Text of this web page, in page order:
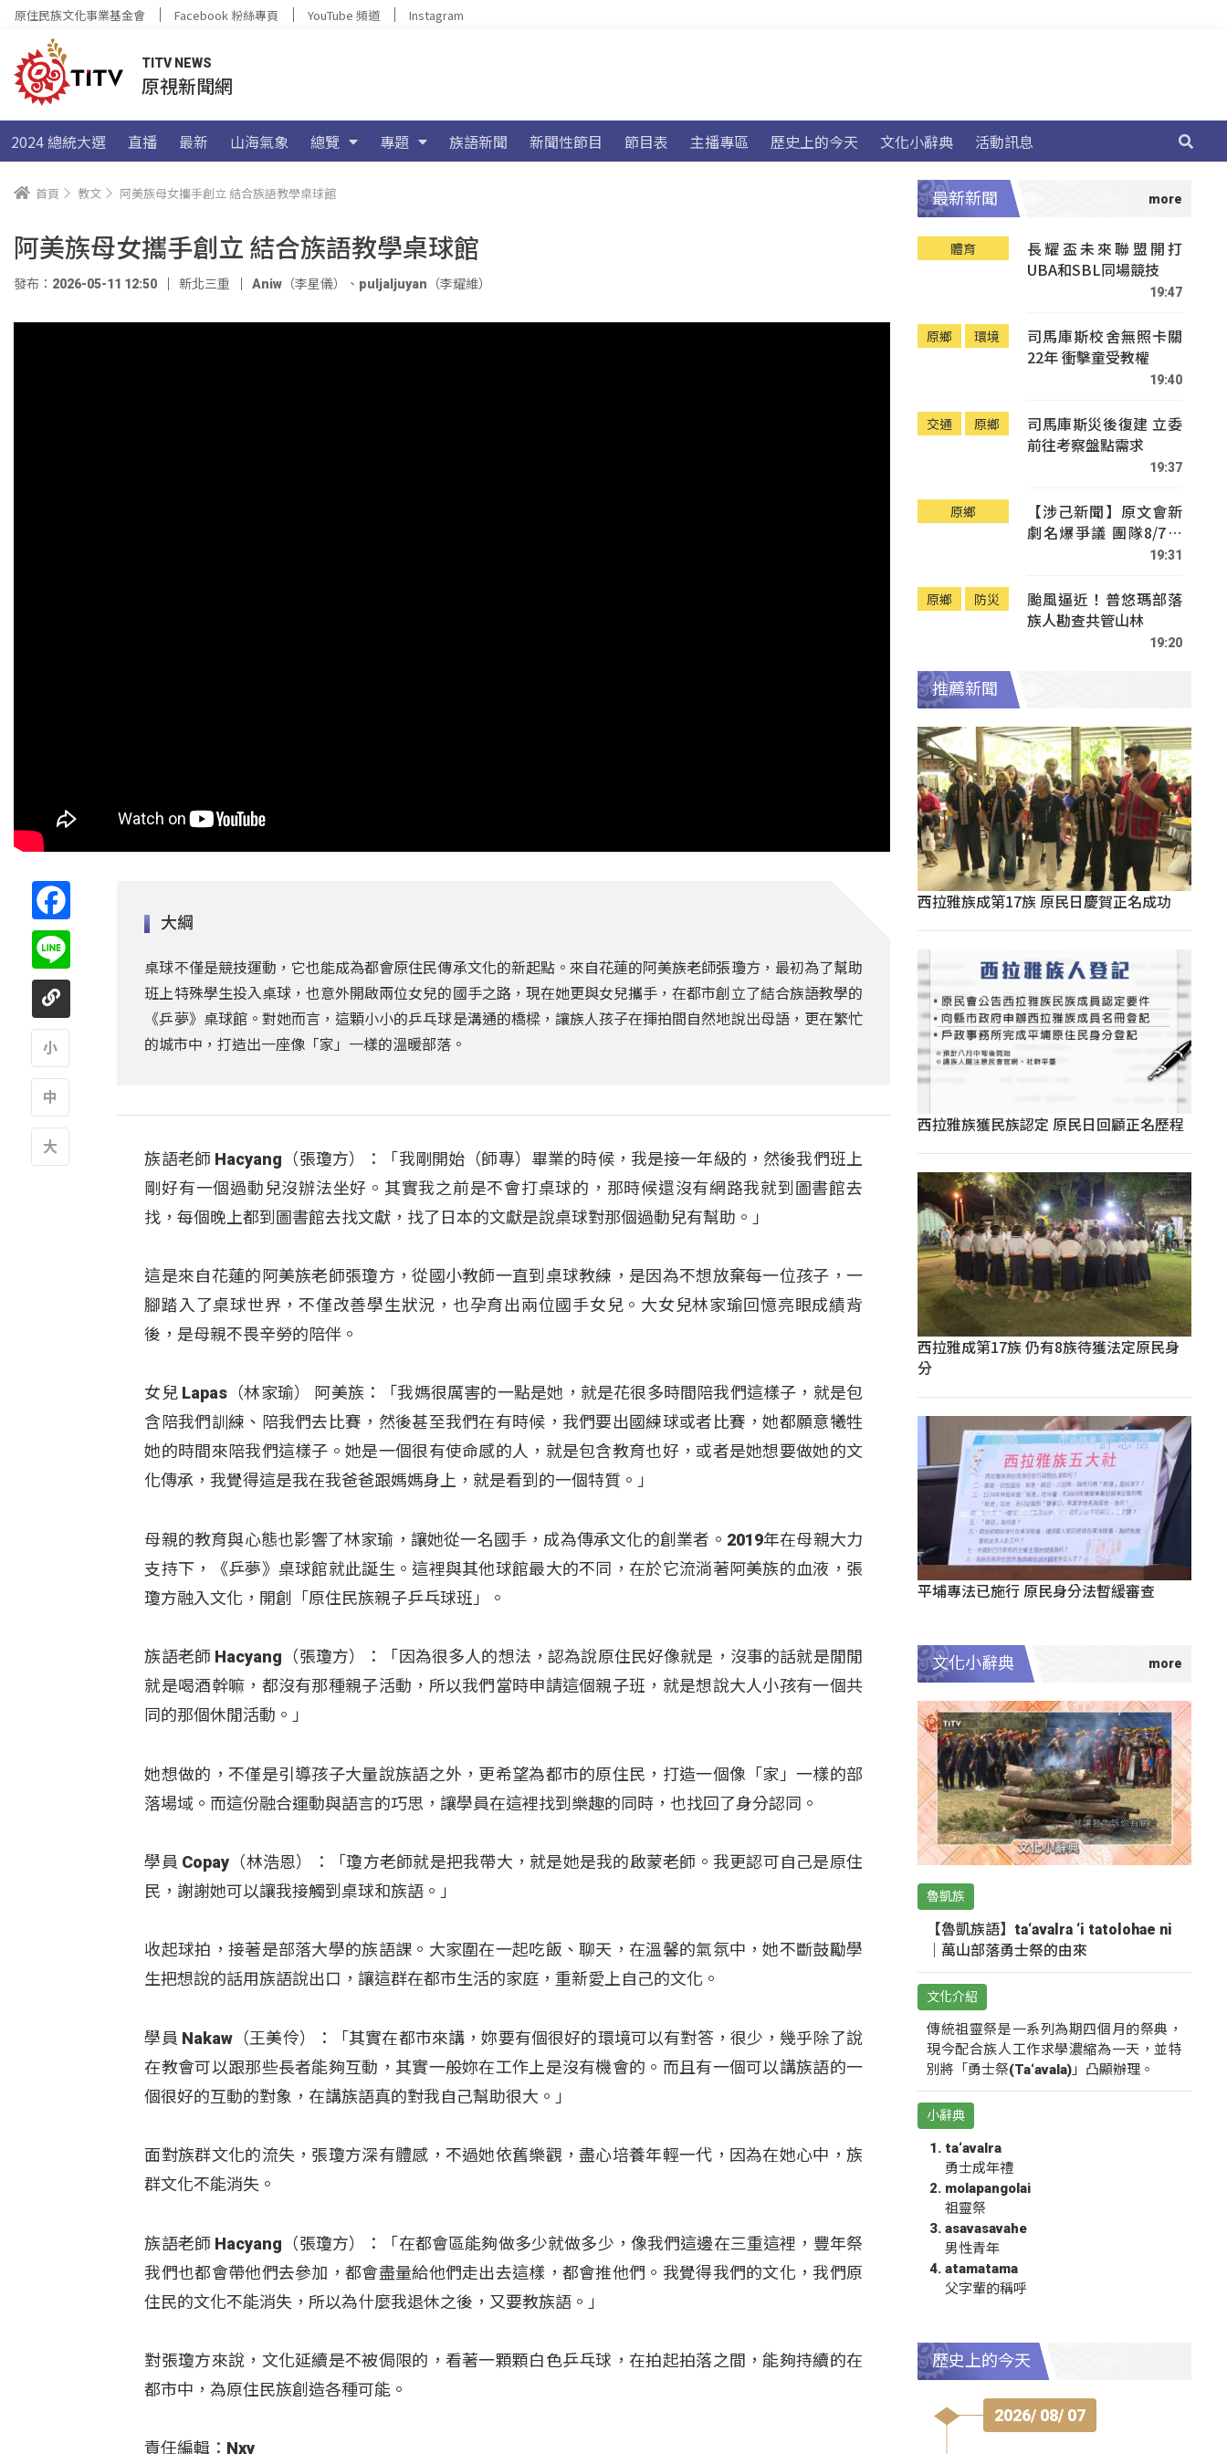
原住民族文化事業基金會 Facebook 粉絲專頁 YouTube 頻道 Instagram
TITV NEWS
原視新聞網
2024 總統大選 直播 最新 山海氣象 總覽 專題 族語新聞 新聞性節目 節目表 主播專區 歷史上的今天 文化小辭典 活動訊息
首頁 教文 阿美族母女攜手創立 結合族語教學桌球館
阿美族母女攜手創立 結合族語教學桌球館
發布：2026-05-11 12:50 新北三重 Aniw（李星儀） 、 puljaljuyan（李耀維）
大綱
桌球不僅是競技運動，它也能成為都會原住民傳承文化的新起點。來自花蓮的阿美族老師張瓊方，最初為了幫助
班上特殊學生投入桌球，也意外開啟兩位女兒的國手之路，現在她更與女兒攜手，在都市創立了結合族語教學的
《乒夢》桌球館。對她而言，這顆小小的乒乓球是溝通的橋樑，讓族人孩子在揮拍間自然地說出母語，更在繁忙
的城市中，打造出一座像「家」一樣的溫暖部落。
族語老師 Hacyang（張瓊方）：「我剛開始（師專）畢業的時候，我是接一年級的，然後我們班上
剛好有一個過動兒沒辦法坐好。其實我之前是不會打桌球的，那時候還沒有網路我就到圖書館去
找，每個晚上都到圖書館去找文獻，找了日本的文獻是說桌球對那個過動兒有幫助。」
這是來自花蓮的阿美族老師張瓊方，從國小教師一直到桌球教練，是因為不想放棄每一位孩子，一
腳踏入了桌球世界，不僅改善學生狀況，也孕育出兩位國手女兒。大女兒林家瑜回憶亮眼成績背
後，是母親不畏辛勞的陪伴。
女兒 Lapas（林家瑜） 阿美族：「我媽很厲害的一點是她，就是花很多時間陪我們這樣子，就是包
含陪我們訓練、陪我們去比賽，然後甚至我們在有時候，我們要出國練球或者比賽，她都願意犧牲
她的時間來陪我們這樣子。她是一個很有使命感的人，就是包含教育也好，或者是她想要做她的文
化傳承，我覺得這是我在我爸爸跟媽媽身上，就是看到的一個特質。」
母親的教育與心態也影響了林家瑜，讓她從一名國手，成為傳承文化的創業者。2019年在母親大力
支持下，《乒夢》桌球館就此誕生。這裡與其他球館最大的不同，在於它流淌著阿美族的血液，張
瓊方融入文化，開創「原住民族親子乒乓球班」。
族語老師 Hacyang（張瓊方）：「因為很多人的想法，認為說原住民好像就是，沒事的話就是閒閒
就是喝酒幹嘛，都沒有那種親子活動，所以我們當時申請這個親子班，就是想說大人小孩有一個共
同的那個休閒活動。」
她想做的，不僅是引導孩子大量說族語之外，更希望為都市的原住民，打造一個像「家」一樣的部
落場域。而這份融合運動與語言的巧思，讓學員在這裡找到樂趣的同時，也找回了身分認同。
學員 Copay（林浩恩）：「瓊方老師就是把我帶大，就是她是我的啟蒙老師。我更認可自己是原住
民，謝謝她可以讓我接觸到桌球和族語。」
收起球拍，接著是部落大學的族語課。大家圍在一起吃飯、聊天，在溫馨的氣氛中，她不斷鼓勵學
生把想說的話用族語說出口，讓這群在都市生活的家庭，重新愛上自己的文化。
學員 Nakaw（王美伶）：「其實在都市來講，妳要有個很好的環境可以有對答，很少，幾乎除了說
在教會可以跟那些長者能夠互動，其實一般妳在工作上是沒有機會的。而且有一個可以講族語的一
個很好的互動的對象，在講族語真的對我自己幫助很大。」
面對族群文化的流失，張瓊方深有體感，不過她依舊樂觀，盡心培養年輕一代，因為在她心中，族
群文化不能消失。
族語老師 Hacyang（張瓊方）：「在都會區能夠做多少就做多少，像我們這邊在三重這裡，豐年祭
我們也都會帶他們去參加，都會盡量給他們走出去這樣，都會推他們。我覺得我們的文化，我們原
住民的文化不能消失，所以為什麼我退休之後，又要教族語。」
對張瓊方來說，文化延續是不被侷限的，看著一顆顆白色乒乓球，在拍起拍落之間，能夠持續的在
都市中，為原住民族創造各種可能。
責任編輯：Nxy
最新新聞
體育
長耀盃未來聯盟開打
UBA和SBL同場競技
19:47
原鄉 環境
司馬庫斯校舍無照卡關
22年 衝擊童受教權
19:40
交通 原鄉
司馬庫斯災後復建 立委
前往考察盤點需求
19:37
原鄉
【涉己新聞】原文會新
劇名爆爭議 團隊8/7赴
19:31
原鄉 防災
颱風逼近！普悠瑪部落
族人勘查共管山林
19:20
推薦新聞
西拉雅族成第17族 原民日慶賀正名成功
西拉雅族獲民族認定 原民日回顧正名歷程
西拉雅成第17族 仍有8族待獲法定原民身
分
平埔專法已施行 原民身分法暫緩審查
文化小辭典
魯凱族
【魯凱族語】ta‘avalra ‘i tatolohae ni
｜萬山部落勇士祭的由來
文化介紹
傳統祖靈祭是一系列為期四個月的祭典，
現今配合族人工作求學濃縮為一天，並特
別將「勇士祭(Ta‘avala)」凸顯辦理。
小辭典
ta‘avalra
勇士成年禮
molapangolai
祖靈祭
asavasavahe
男性青年
atamatama
父字輩的稱呼
歷史上的今天
2026/ 08/ 07